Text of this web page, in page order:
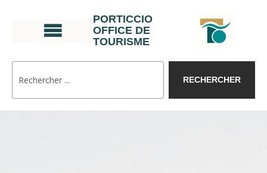
PORTICCIO
OFFICE DE
TOURISME
RECHERCHER